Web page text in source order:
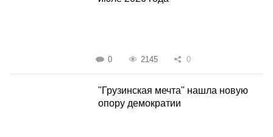
0 2145 0
"Грузинская мечта" нашла новую
опору демократии